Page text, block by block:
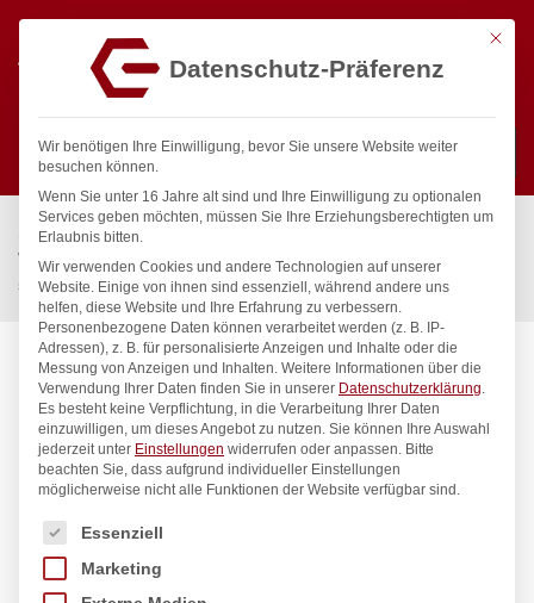
Suchen
Start / Gastronomiebedarf & Gastro Geräte für Profis
Wassertechnik
Wellnes
spa Kneipp’sche Garnitur 1/2″ Ø 20mm mit Schnellkupplung
Mit
Datenschutz-Präferenz
Wir benötigen Ihre Einwilligung, bevor Sie unsere Website weiter
besuchen können.
Wenn Sie unter 16 Jahre alt sind und Ihre Einwilligung zu optionalen
Services geben möchten, müssen Sie Ihre Erziehungsberechtigten um
Erlaubnis bitten.
Wir verwenden Cookies und andere Technologien auf unserer
Website. Einige von ihnen sind essenziell, während andere uns
helfen, diese Website und Ihre Erfahrung zu verbessern.
Personenbezogene Daten können verarbeitet werden (z. B. IP-
Adressen), z. B. für personalisierte Anzeigen und Inhalte oder die
Messung von Anzeigen und Inhalten. Weitere Informationen über die
Verwendung Ihrer Daten finden Sie in unserer Datenschutzerklärung.
Es besteht keine Verpflichtung, in die Verarbeitung Ihrer Daten
einzuwilligen, um dieses Angebot zu nutzen. Sie können Ihre Auswahl
jederzeit unter Einstellungen widerrufen oder anpassen. Bitte
beachten Sie, dass aufgrund individueller Einstellungen
möglicherweise nicht alle Funktionen der Website verfügbar sind.
Es folgt eine Liste der Service-Gruppen, für die eine
Essenziell
Marketing